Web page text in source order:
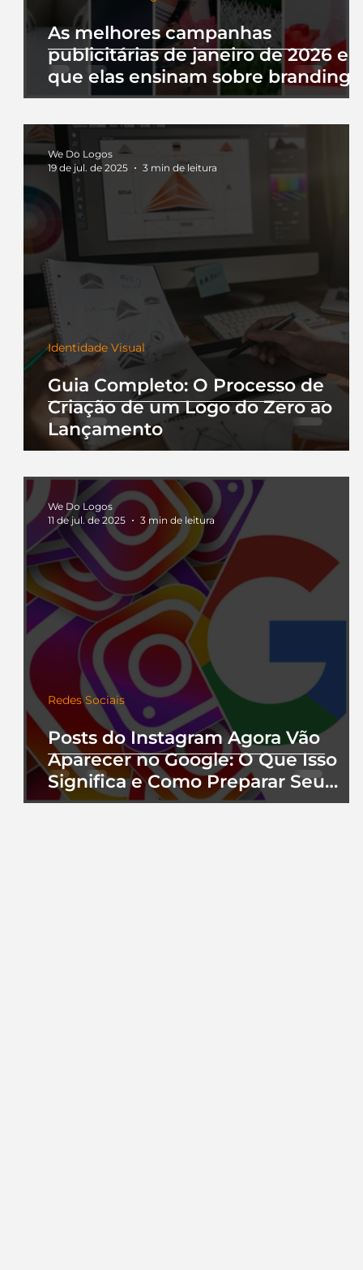
As melhores campanhas
publicitárias de janeiro de 2026 e
que elas ensinam sobre branding
Guia Completo: O Processo de
Criação de um Logo do Zero ao
Lançamento
Identidade Visual
We Do Logos
19 de jul. de 2025
3 min de leitura
Posts do Instagram Agora Vão
Aparecer no Google: O Que Isso
Significa e Como Preparar Seu
Perfil
Redes Sociais
We Do Logos
11 de jul. de 2025
3 min de leitura